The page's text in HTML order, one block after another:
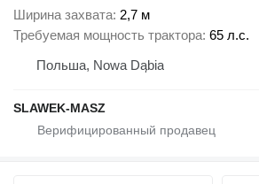
Ширина захвата 2,7 м
Требуемая мощность трактора 65 л.с.
Польша, Nowa Dąbia
SLAWEK-MASZ